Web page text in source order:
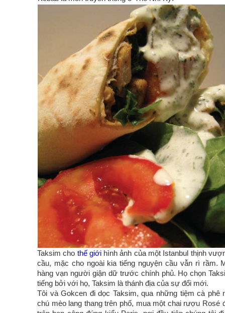
Taksim cho thế giớihình ảnh của một Istanbul thịnh
cầu, mặc cho ngoài kia tiếng nguyện cầu vẫn rì rầm.
hàng vạn người giận dữ trước chính phủ. Họ chọn
tiếng bởi với họ, Taksim là thánh địa của sự đổi mới.
Tôi và Gokcen đi dọc Taksim, qua những tiệm cà phê
chú mèo lang thang trên phố, mua một chai rượu Rosé